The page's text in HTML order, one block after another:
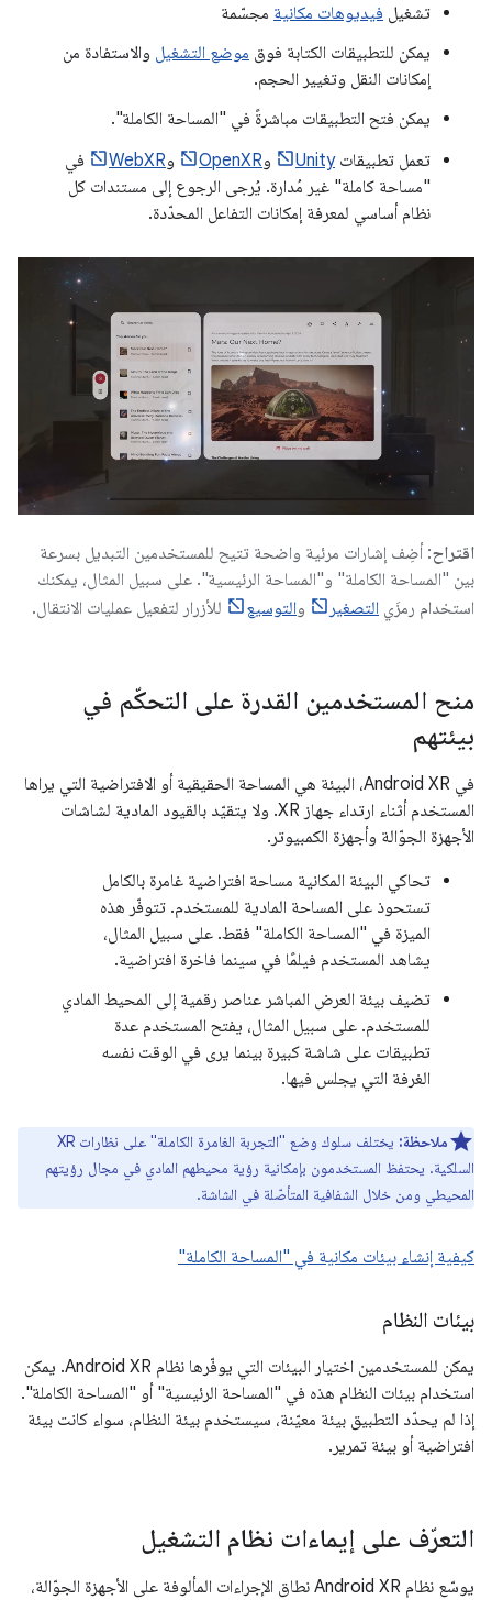
تشغيل فيديوهات مكانية مجسّمة
يمكن للتطبيقات الكتابة فوق موضع التشغيل والاستفادة من
إمكانات النقل وتغيير الحجم.
يمكن فتح التطبيقات مباشرةً في "المساحة الكاملة".
تعمل تطبيقاتUnity وOpenXR وWebXR
في
"مساحة كاملة" غير مُدارة. يُرجى الرجوع إلى مستندات كل
نظام أساسي لمعرفة إمكانات التفاعل المحدّدة.
اقتراح: أضِف إشارات مرئية واضحة تتيح للمستخدمين التبديل بسرعة
بين "المساحة الكاملة" و"المساحة الرئيسية". على سبيل المثال، يمكنك
استخدام رمزَي التصغير والتوسيع للأزرار لتفعيل عمليات الانتقال.
منح المستخدمين القدرة على التحكّم في
بيئتهم
في Android XR، البيئة هي المساحة الحقيقية أو الافتراضية التي يراها
المستخدم أثناء ارتداء جهاز XR. ولا يتقيّد بالقيود المادية لشاشات
الأجهزة الجوّالة وأجهزة الكمبيوتر.
تحاكي البيئة المكانية مساحة افتراضية غامرة بالكامل
تستحوذ على المساحة المادية للمستخدم. تتوفّر هذه
الميزة في "المساحة الكاملة" فقط. على سبيل المثال،
يشاهد المستخدم فيلمًا في سينما فاخرة افتراضية.
تضيف بيئة العرض المباشر عناصر رقمية إلى المحيط المادي
للمستخدم. على سبيل المثال، يفتح المستخدم عدة
تطبيقات على شاشة كبيرة بينما يرى في الوقت نفسه
الغرفة التي يجلس فيها.
ملاحظة:
يختلف سلوك وضع "التجربة الغامرة الكاملة" على نظارات XR
السلكية. يحتفظ المستخدمون بإمكانية رؤية محيطهم المادي في مجال رؤيتهم
المحيطي ومن خلال الشفافية المتأصّلة في الشاشة.
كيفية إنشاء بيئات مكانية في "المساحة الكاملة"
بيئات النظام
يمكن للمستخدمين اختيار البيئات التي يوفّرها نظام Android XR. يمكن
استخدام بيئات النظام هذه في "المساحة الرئيسية" أو "المساحة الكاملة".
إذا لم يحدّد التطبيق بيئة معيّنة، سيستخدم بيئة النظام، سواء كانت بيئة
افتراضية أو بيئة تمرير.
التعرّف على إيماءات نظام التشغيل
يوسّع نظام Android XR نطاق الإجراءات المألوفة على الأجهزة الجوّالة،